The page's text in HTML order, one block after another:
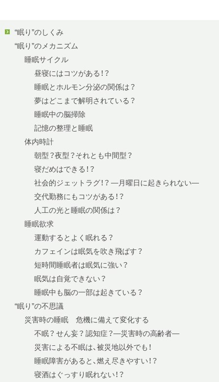
“眠り”のしくみ
“眠り”のメカニズム
睡眠サイクル
昼寝にはコツがある！？
睡眠とホルモン分泌の関係は？
夢はどこまで解明されている？
睡眠中の脳掃除
記憶の整理と睡眠
体内時計
朝型？夜型？それとも中間型？
寝だめはできる！？
社会的ジェットラグ！？ —月曜日に起きられない—
交代勤務にもコツがある！？
人工の光と睡眠の関係は？
睡眠欲求
運動するとよく眠れる？
カフェインは眠気を吹き飛ばす？
短時間睡眠者は眠気に強い？
眠気は自覚できない？
睡眠中も脳の一部は起きている？
“眠り”の不思議
災害時の睡眠 危機に備えて変化する
不眠？ せん妄？ 認知症？—災害時の高齢者—
災害による不眠は、被災地以外でも！
睡眠障害があると、燃え尽きやすい！？
寝酒はぐっすり眠れない！？